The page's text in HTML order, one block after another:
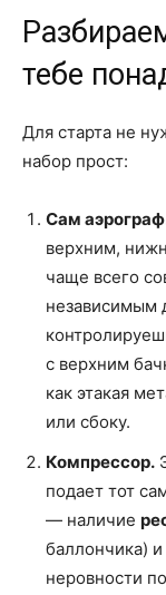
тебе
Для старта не
набор прост:
Сам
верхним,
чаще всего
независимым
с верхним
как этакая
или сбоку.
Компрессор.
подает тот
— наличие
баллончика) и
неровности